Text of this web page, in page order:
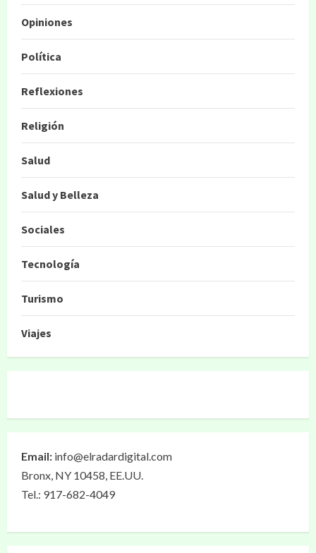
Opiniones
Política
Reflexiones
Religión
Salud
Salud y Belleza
Sociales
Tecnología
Turismo
Viajes
Email: info@elradardigital.com
Bronx, NY 10458, EE.UU.
Tel.: 917-682-4049